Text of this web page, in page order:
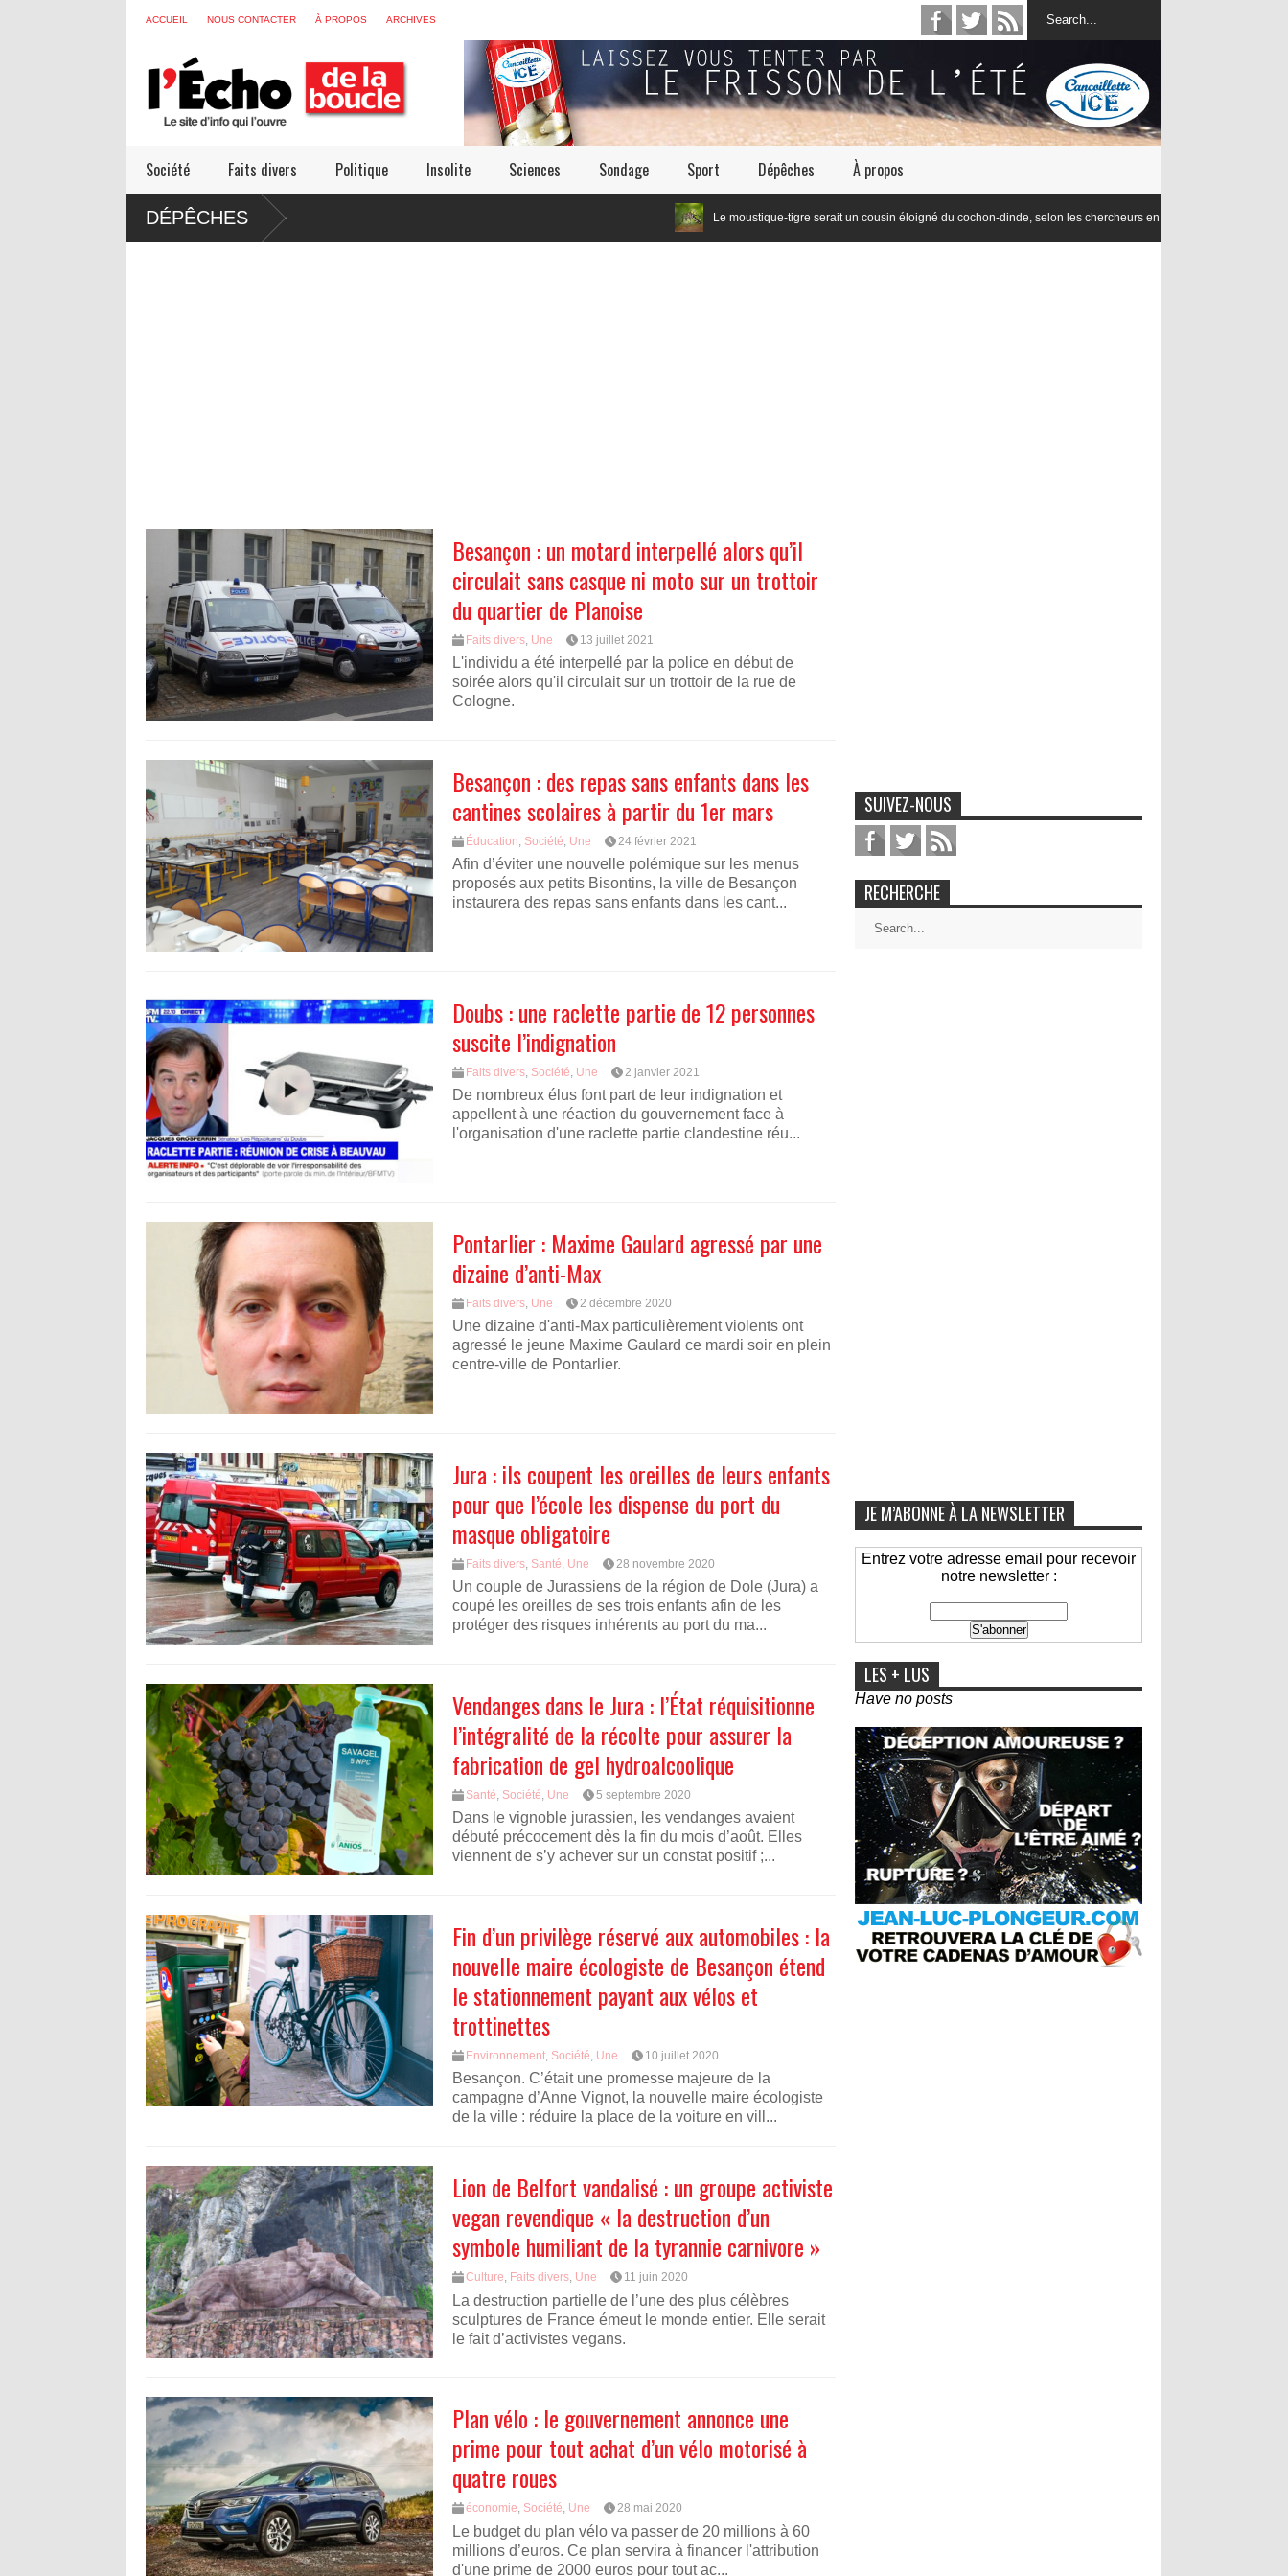
ACCUEIL NOUS CONTACTER À PROPOS ARCHIVES
Société Faits divers Politique Insolite Sciences Sondage Sport Dépêches À propos
DÉPÊCHES Le moustique-tigre serait un cousin éloigné du cochon-dinde, selon les chercheurs en lexicologie de l’Université de Dijon
Besançon : un motard interpellé alors qu’il
circulait sans casque ni moto sur un trottoir
du quartier de Planoise
Faits divers, Une 13 juillet 2021
L'individu a été interpellé par la police en début de
soirée alors qu'il circulait sur un trottoir de la rue de
Cologne.
Besançon : des repas sans enfants dans les
cantines scolaires à partir du 1er mars
Éducation, Société, Une 24 février 2021
Afin d’éviter une nouvelle polémique sur les menus
proposés aux petits Bisontins, la ville de Besançon
instaurera des repas sans enfants dans les cant...
Doubs : une raclette partie de 12 personnes
suscite l’indignation
Faits divers, Société, Une 2 janvier 2021
De nombreux élus font part de leur indignation et
appellent à une réaction du gouvernement face à
l'organisation d'une raclette partie clandestine réu...
Pontarlier : Maxime Gaulard agressé par une
dizaine d’anti-Max
Faits divers, Une 2 décembre 2020
Une dizaine d'anti-Max particulièrement violents ont
agressé le jeune Maxime Gaulard ce mardi soir en plein
centre-ville de Pontarlier.
Jura : ils coupent les oreilles de leurs enfants
pour que l’école les dispense du port du
masque obligatoire
Faits divers, Santé, Une 28 novembre 2020
Un couple de Jurassiens de la région de Dole (Jura) a
coupé les oreilles de ses trois enfants afin de les
protéger des risques inhérents au port du ma...
Vendanges dans le Jura : l’État réquisitionne
l’intégralité de la récolte pour assurer la
fabrication de gel hydroalcoolique
Santé, Société, Une 5 septembre 2020
Dans le vignoble jurassien, les vendanges avaient
débuté précocement dès la fin du mois d’août. Elles
viennent de s’y achever sur un constat positif ;...
Fin d’un privilège réservé aux automobiles : la
nouvelle maire écologiste de Besançon étend
le stationnement payant aux vélos et
trottinettes
Environnement, Société, Une 10 juillet 2020
Besançon. C’était une promesse majeure de la
campagne d’Anne Vignot, la nouvelle maire écologiste
de la ville : réduire la place de la voiture en vill...
Lion de Belfort vandalisé : un groupe activiste
vegan revendique « la destruction d’un
symbole humiliant de la tyrannie carnivore »
Culture, Faits divers, Une 11 juin 2020
La destruction partielle de l’une des plus célèbres
sculptures de France émeut le monde entier. Elle serait
le fait d’activistes vegans.
Plan vélo : le gouvernement annonce une
prime pour tout achat d’un vélo motorisé à
quatre roues
économie, Société, Une 28 mai 2020
Le budget du plan vélo va passer de 20 millions à 60
millions d’euros. Ce plan servira à financer l'attribution
d'une prime de 2000 euros pour tout ac...
SUIVEZ-NOUS
RECHERCHE
JE M’ABONNE À LA NEWSLETTER
Entrez votre adresse email pour recevoir
notre newsletter :
LES + LUS
Have no posts